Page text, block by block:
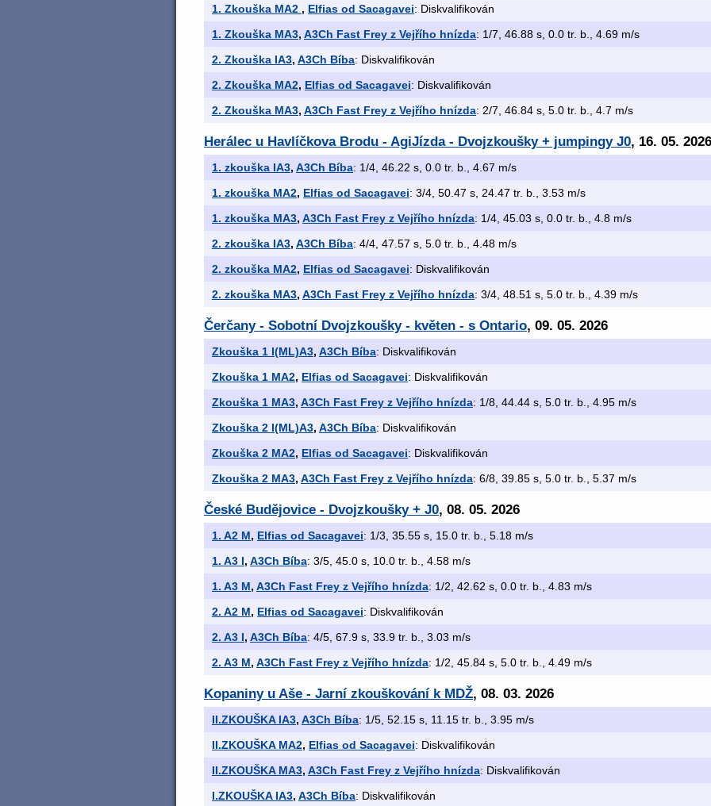
1. Zkouška MA2 , Elfias od Sacagavei: Diskvalifikován
1. Zkouška MA3, A3Ch Fast Frey z Vejřího hnízda: 1/7, 46.88 s, 0.0 tr. b., 4.69 m/s
2. Zkouška IA3, A3Ch Bíba: Diskvalifikován
2. Zkouška MA2, Elfias od Sacagavei: Diskvalifikován
2. Zkouška MA3, A3Ch Fast Frey z Vejřího hnízda: 2/7, 46.84 s, 5.0 tr. b., 4.7 m/s
Herálec u Havlíčkova Brodu - AgiJízda - Dvojzkoušky + jumpingy J0, 16. 05. 2026
1. zkouška IA3, A3Ch Bíba: 1/4, 46.22 s, 0.0 tr. b., 4.67 m/s
1. zkouška MA2, Elfias od Sacagavei: 3/4, 50.47 s, 24.47 tr. b., 3.53 m/s
1. zkouška MA3, A3Ch Fast Frey z Vejřího hnízda: 1/4, 45.03 s, 0.0 tr. b., 4.8 m/s
2. zkouška IA3, A3Ch Bíba: 4/4, 47.57 s, 5.0 tr. b., 4.48 m/s
2. zkouška MA2, Elfias od Sacagavei: Diskvalifikován
2. zkouška MA3, A3Ch Fast Frey z Vejřího hnízda: 3/4, 48.51 s, 5.0 tr. b., 4.39 m/s
Čerčany - Sobotní Dvojzkoušky - květen - s Ontario, 09. 05. 2026
Zkouška 1 I(ML)A3, A3Ch Bíba: Diskvalifikován
Zkouška 1 MA2, Elfias od Sacagavei: Diskvalifikován
Zkouška 1 MA3, A3Ch Fast Frey z Vejřího hnízda: 1/8, 44.44 s, 5.0 tr. b., 4.95 m/s
Zkouška 2 I(ML)A3, A3Ch Bíba: Diskvalifikován
Zkouška 2 MA2, Elfias od Sacagavei: Diskvalifikován
Zkouška 2 MA3, A3Ch Fast Frey z Vejřího hnízda: 6/8, 39.85 s, 5.0 tr. b., 5.37 m/s
České Budějovice - Dvojzkoušky + J0, 08. 05. 2026
1. A2 M, Elfias od Sacagavei: 1/3, 35.55 s, 15.0 tr. b., 5.18 m/s
1. A3 I, A3Ch Bíba: 3/5, 45.0 s, 10.0 tr. b., 4.58 m/s
1. A3 M, A3Ch Fast Frey z Vejřího hnízda: 1/2, 42.62 s, 0.0 tr. b., 4.83 m/s
2. A2 M, Elfias od Sacagavei: Diskvalifikován
2. A3 I, A3Ch Bíba: 4/5, 67.9 s, 33.9 tr. b., 3.03 m/s
2. A3 M, A3Ch Fast Frey z Vejřího hnízda: 1/2, 45.84 s, 5.0 tr. b., 4.49 m/s
Kopaniny u Aše - Jarní zkouškování k MDŽ, 08. 03. 2026
II.ZKOUŠKA IA3, A3Ch Bíba: 1/5, 52.15 s, 11.15 tr. b., 3.95 m/s
II.ZKOUŠKA MA2, Elfias od Sacagavei: Diskvalifikován
II.ZKOUŠKA MA3, A3Ch Fast Frey z Vejřího hnízda: Diskvalifikován
I.ZKOUŠKA IA3, A3Ch Bíba: Diskvalifikován